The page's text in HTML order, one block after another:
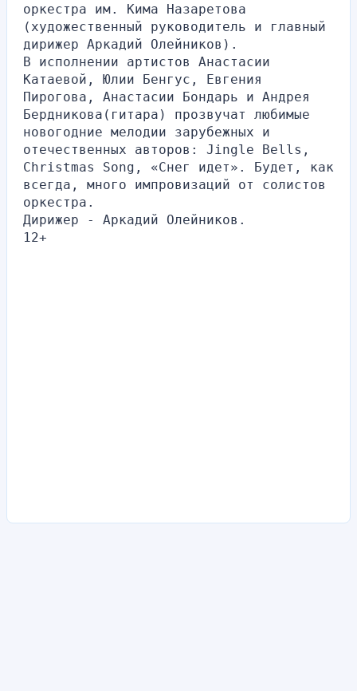
оркестра им. Кима Назаретова
(художественный руководитель и главный
дирижер Аркадий Олейников).
В исполнении артистов Анастасии
Катаевой, Юлии Бенгус, Евгения
Пирогова, Анастасии Бондарь и Андрея
Бердникова(гитара) прозвучат любимые
новогодние мелодии зарубежных и
отечественных авторов: Jingle Bells,
Christmas Song, «Снег идет». Будет, как
всегда, много импровизаций от солистов
оркестра.
Дирижер - Аркадий Олейников.
12+